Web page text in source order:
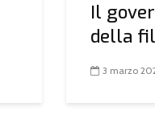
Il
della
3 marzo